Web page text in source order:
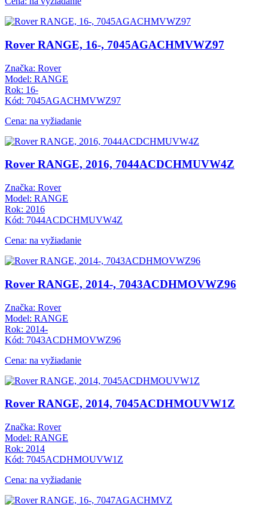
Rover RANGE, 16-, 7045AGACHMVWZ97
Značka: Rover
Model: RANGE
Rok: 16-
Kód: 7045AGACHMVWZ97
Cena: na vyžiadanie
Rover RANGE, 2016, 7044ACDCHMUVW4Z
Značka: Rover
Model: RANGE
Rok: 2016
Kód: 7044ACDCHMUVW4Z
Cena: na vyžiadanie
Rover RANGE, 2014-, 7043ACDHMOVWZ96
Značka: Rover
Model: RANGE
Rok: 2014-
Kód: 7043ACDHMOVWZ96
Cena: na vyžiadanie
Rover RANGE, 2014, 7045ACDHMOUVW1Z
Značka: Rover
Model: RANGE
Rok: 2014
Kód: 7045ACDHMOUVW1Z
Cena: na vyžiadanie